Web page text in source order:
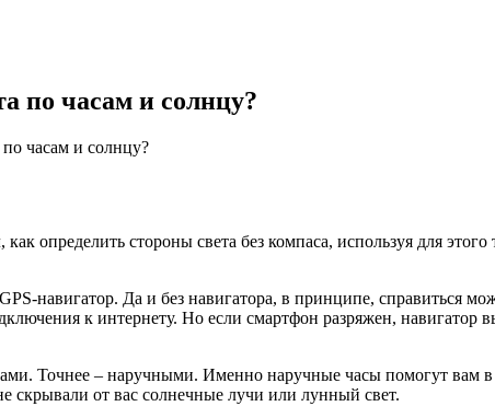
по часам и солнцу?
часам и солнцу?
определить стороны света без компаса, используя для
навигатор. Да и без навигатора, в принципе, справиться
к интернету. Но если смартфон разряжен, навигатор
Точнее – наручными. Именно наручные часы помогут
скрывали от вас солнечные лучи или лунный свет.